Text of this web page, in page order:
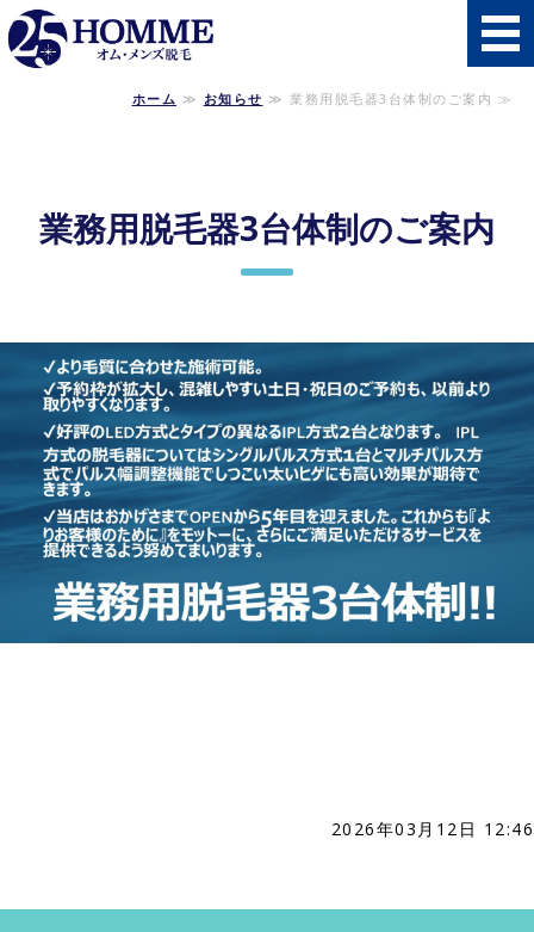
秋田県南初の
施術の流れ
店舗概要
ホーム ≫ お知らせ ≫ 業務用脱毛器3台体制のご案内 ≫
業務用脱毛器3台体制のご案内
2026年03月12日 12:46